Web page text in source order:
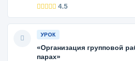
4.5
УРОК
«Организация групповой
парах»